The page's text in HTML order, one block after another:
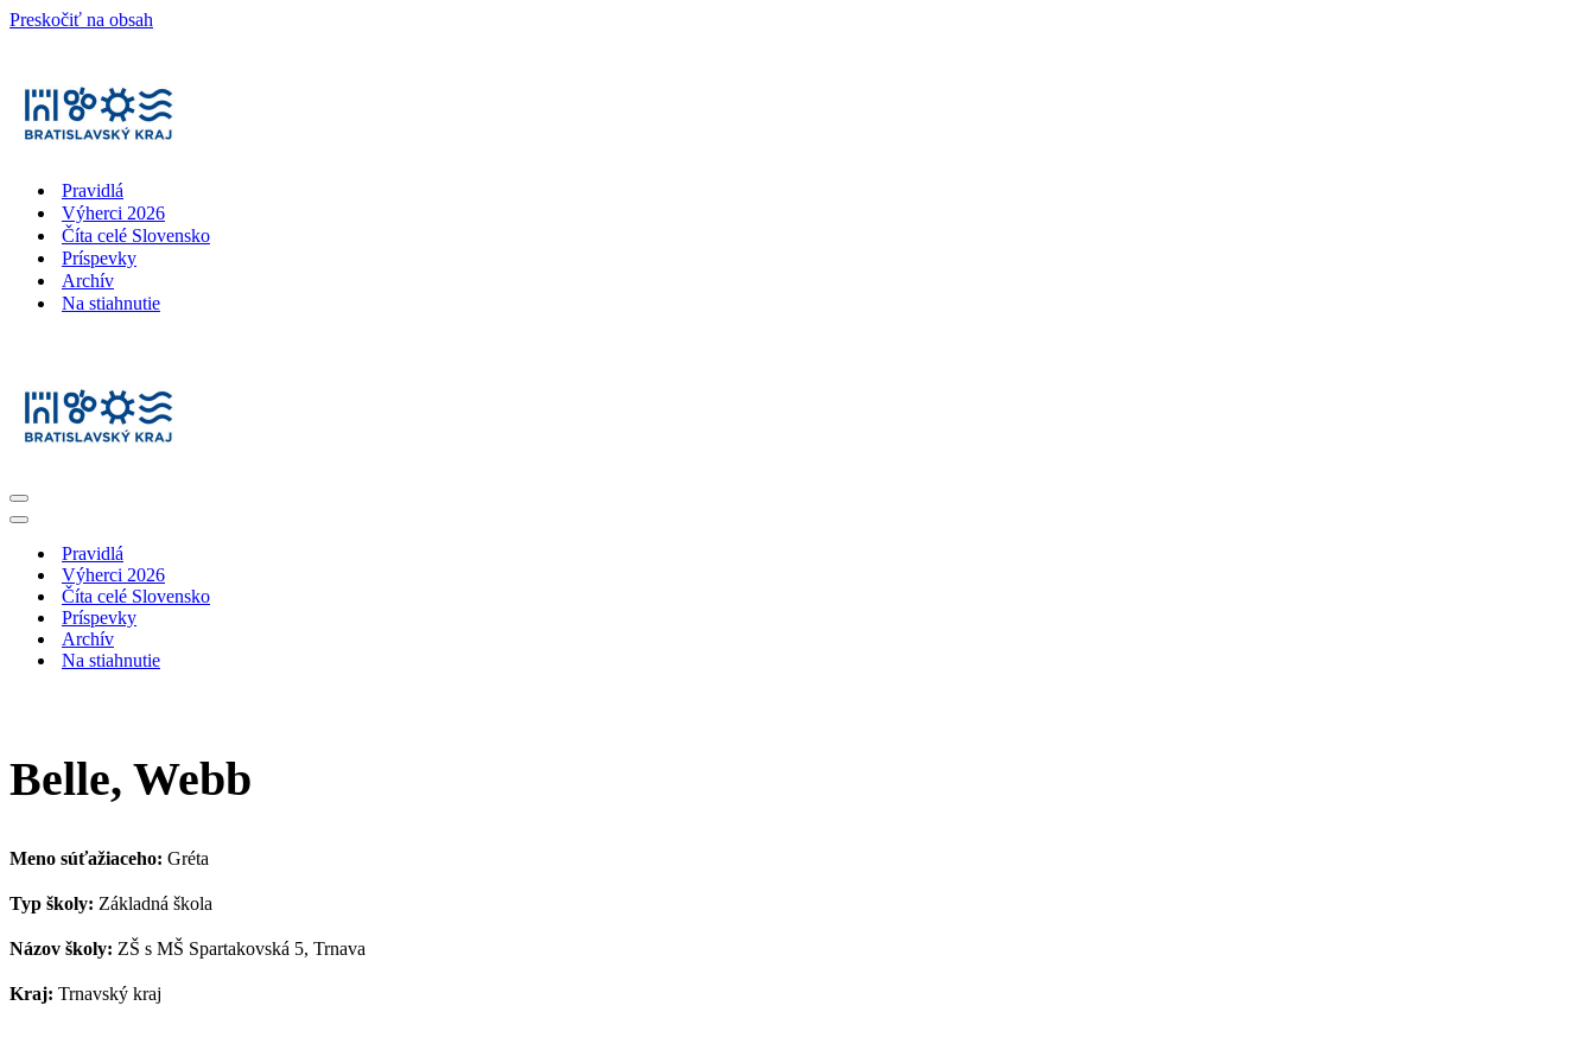
Preskočiť na obsah
Pravidlá
Výherci 2026
Číta celé Slovensko
Príspevky
Archív
Na stiahnutie
Menu
navigácie
Menu
navigáciePravidlá
Výherci 2026
Číta celé Slovensko
Príspevky
Archív
Na stiahnutie
Belle, Webb
Meno súťažiaceho: Gréta
Typ školy: Základná škola
Názov školy: ZŠ s MŠ Spartakovská 5, Trnava
Kraj: Trnavský kraj